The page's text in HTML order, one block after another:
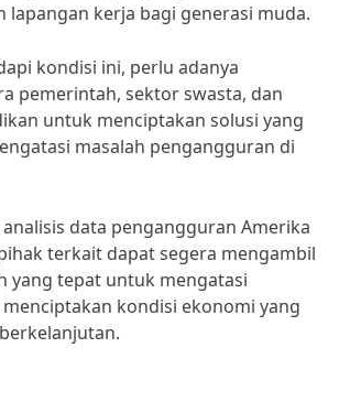
lapangan kerja bagi generasi muda.
kondisi ini, perlu adanya
pemerintah, sektor swasta, dan
untuk menciptakan solusi yang
masalah pengangguran di
data pengangguran Amerika
terkait dapat segera mengambil
yang tepat untuk mengatasi
kondisi ekonomi yang